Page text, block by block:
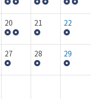
20 21 22
27 28 29